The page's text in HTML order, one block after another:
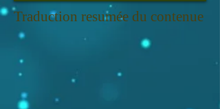
Traduction resumée du contenue